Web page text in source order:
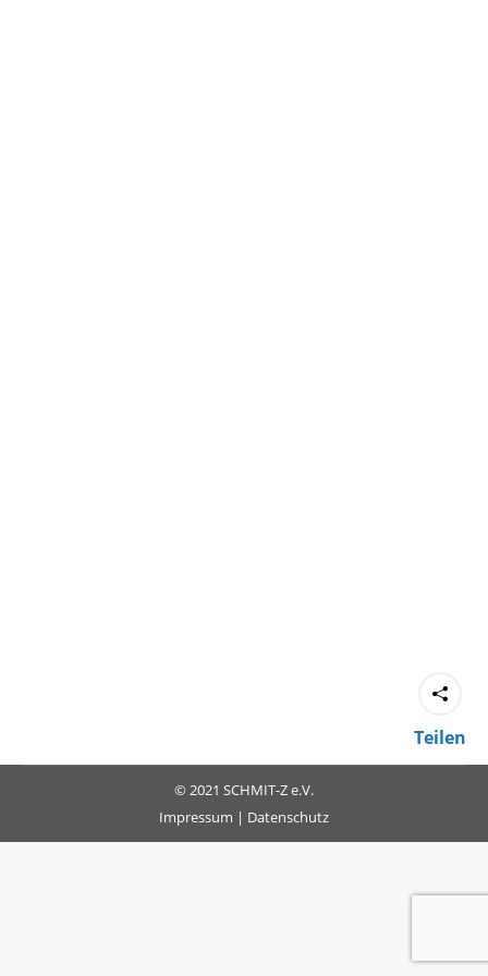
Teilen
© 2021 SCHMIT-Z e.V.
Impressum | Datenschutz